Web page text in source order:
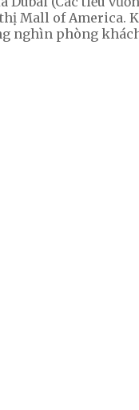
Mall of America.
nghìn phòng